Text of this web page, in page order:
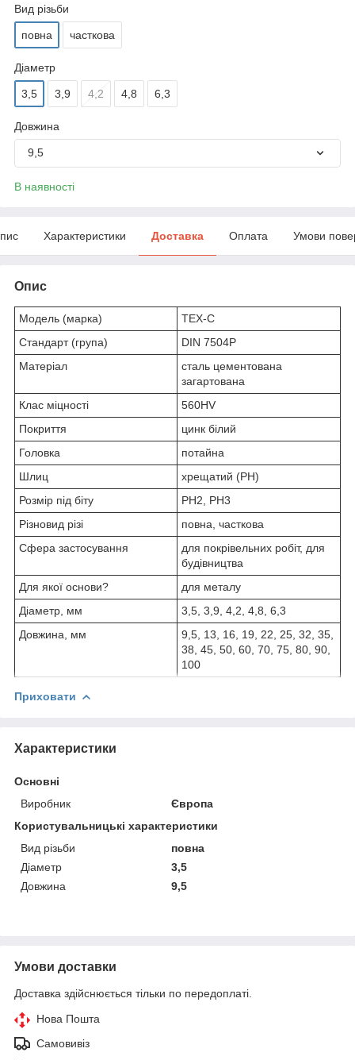
Вид різьби
повна часткова
Діаметр
3,5 3,9 4,2 4,8 6,3
Довжина
9,5
В наявності
Характеристики Доставка Оплата Умови
Опис
Модель (марка)
TEX-C
Стандарт (група)
DIN 7504P
Матеріал
сталь цементована
загартована
Клас міцності
560HV
Покриття
цинк білий
Головка
потайна
Шлиц
хрещатий (PH)
Розмір під біту
PH2, PH3
Різновид різі
повна, часткова
Сфера застосування
для покрівельних робіт, для
будівництва
Для якої основи?
для металу
Діаметр, мм
3,5, 3,9, 4,2, 4,8, 6,3
Довжина, мм
9,5, 13, 16, 19, 22, 25, 32, 35,
38, 45, 50, 60, 70, 75, 80, 90,
100
Приховати
Характеристики
Основні
Виробник
Європа
Користувальницькі характеристики
Вид різьби
повна
Діаметр
3,5
Довжина
9,5
Умови доставки
Доставка здійснюється тільки по передоплаті.
Нова Пошта
Самовивіз